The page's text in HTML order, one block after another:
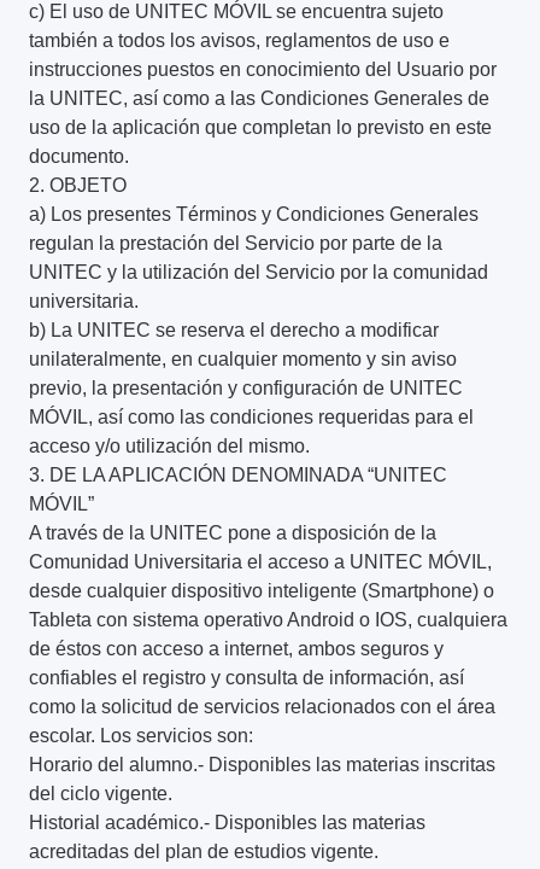
c) El uso de UNITEC MÓVIL se encuentra sujeto
también a todos los avisos, reglamentos de uso e
instrucciones puestos en conocimiento del Usuario por
la UNITEC, así como a las Condiciones Generales de
uso de la aplicación que completan lo previsto en este
documento.
2. OBJETO
a) Los presentes Términos y Condiciones Generales
regulan la prestación del Servicio por parte de la
UNITEC y la utilización del Servicio por la comunidad
universitaria.
b) La UNITEC se reserva el derecho a modificar
unilateralmente, en cualquier momento y sin aviso
previo, la presentación y configuración de UNITEC
MÓVIL, así como las condiciones requeridas para el
acceso y/o utilización del mismo.
3. DE LA APLICACIÓN DENOMINADA “UNITEC
MÓVIL”
A través de la UNITEC pone a disposición de la
Comunidad Universitaria el acceso a UNITEC MÓVIL,
desde cualquier dispositivo inteligente (Smartphone) o
Tableta con sistema operativo Android o IOS, cualquiera
de éstos con acceso a internet, ambos seguros y
confiables el registro y consulta de información, así
como la solicitud de servicios relacionados con el área
escolar. Los servicios son:
Horario del alumno.- Disponibles las materias inscritas
del ciclo vigente.
Historial académico.- Disponibles las materias
acreditadas del plan de estudios vigente.